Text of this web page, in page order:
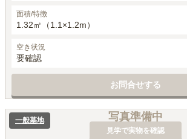
面積/特徴
1.32㎡（1.1×1.2m）
空き状況
要確認
お問合せする
写真準備中
見学で実物を確認
一般墓地